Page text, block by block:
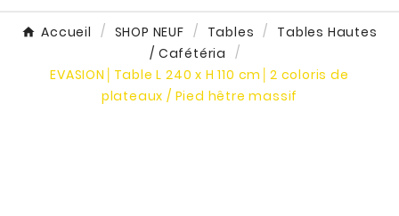
Accueil SHOP NEUF Tables
Tables Hautes
/ Cafétéria
EVASION│Table L 240 x H 110 cm│2 coloris de
plateaux / Pied hêtre massif